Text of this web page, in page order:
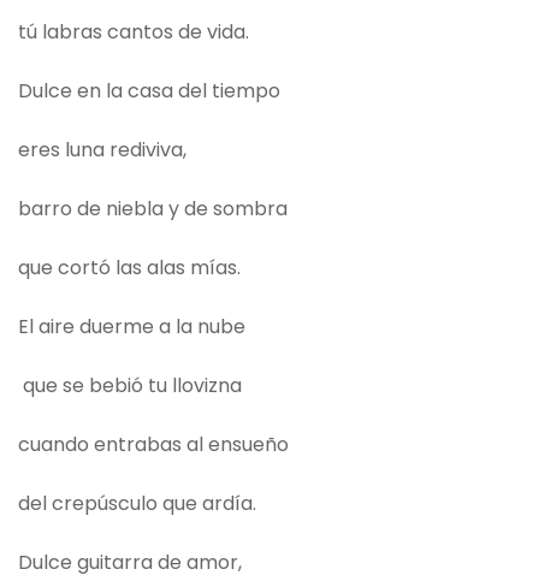
tú labras cantos de vida.
Dulce en la casa del tiempo
eres luna rediviva,
barro de niebla y de sombra
que cortó las alas mías.
El aire duerme a la nube
que se bebió tu llovizna
cuando entrabas al ensueño
del crepúsculo que ardía.
Dulce guitarra de amor,